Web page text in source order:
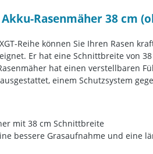
Akku-Rasenmäher 38 cm
Reihe können Sie Ihren Rasen
Er hat eine Schnittbreite von
hat einen verstellbaren
einem Schutzsystem
mit 38 cm Schnittbreite
bessere Grasaufnahme und eine